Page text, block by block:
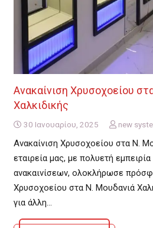
Ανακαίνιση Χρυσοχοείου
Χαλκιδικής
30 Ιανουαρίου, 2025 new
Ανακαίνιση Χρυσοχοείου στα Ν.
εταιρεία μας, με πολυετή
ανακαινίσεων, ολοκλήρωσε
Χρυσοχοείου στα Ν. Μουδανιά
για άλλη…